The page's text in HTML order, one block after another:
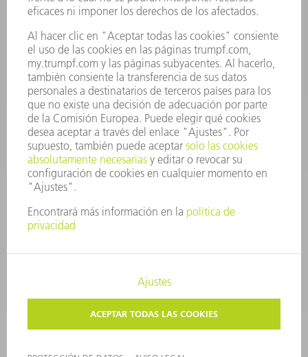
+34 91 657 36 70
Viernes de 8h – 17h
repuestos@es.trumpf.com
CONTACTO
Departamento de Utillaje
+34 91 657 36 69
Lunes a Jueves de 8h – 18h
Viernes de 8h – 17h
utillaje@trumpf.com
AVISO LEGAL
PROTECCIÓN DE DATOS
COPYRIGHT Y MARCA REGISTRADA
CONDICIONES DE USO